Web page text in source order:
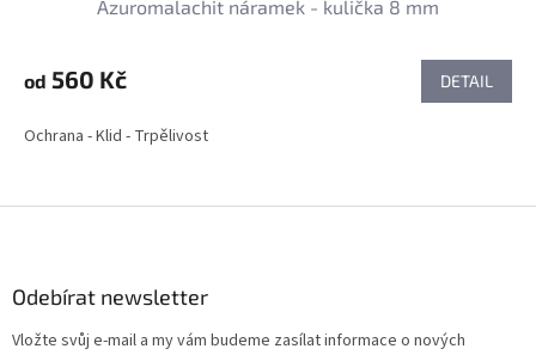
Azuromalachit náramek - kulička 8 mm
od 560 Kč DETAIL
Ochrana - Klid - Trpělivost
Odebírat newsletter
Vložte svůj e-mail a my vám budeme zasílat informace o nových